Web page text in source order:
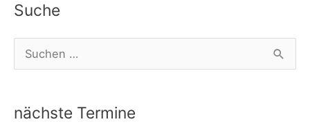
R
Suche
u
h
nächste Termine